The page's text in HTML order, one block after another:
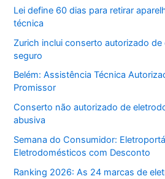
Lei define 60 dias para retirar
técnica
Zurich inclui conserto autorizado
seguro
Belém: Assistência Técnica
Promissor
Conserto não autorizado de
abusiva
Semana do Consumidor:
Eletrodomésticos com Desconto
Ranking 2026: As 24 marcas de